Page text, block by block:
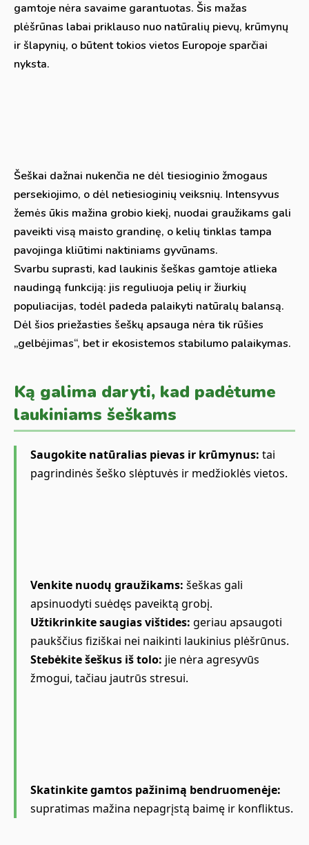
gamtoje nėra savaime garantuotas. Šis mažas
plėšrūnas labai priklauso nuo natūralių pievų, krūmynų
ir šlapynių, o būtent tokios vietos Europoje sparčiai
nyksta.
Šeškai dažnai nukenčia ne dėl tiesioginio žmogaus
persekiojimo, o dėl netiesioginių veiksnių. Intensyvus
žemės ūkis mažina grobio kiekį, nuodai graužikams gali
paveikti visą maisto grandinę, o kelių tinklas tampa
pavojinga kliūtimi naktiniams gyvūnams.
Svarbu suprasti, kad laukinis šeškas gamtoje atlieka
naudingą funkciją: jis reguliuoja pelių ir žiurkių
populiacijas, todėl padeda palaikyti natūralų balansą.
Dėl šios priežasties šeškų apsauga nėra tik rūšies
„gelbėjimas“, bet ir ekosistemos stabilumo palaikymas.
Ką galima daryti, kad padėtume
laukiniams šeškams
Saugokite natūralias pievas ir krūmynus: tai
pagrindinės šeško slėptuvės ir medžioklės vietos.
Venkite nuodų graužikams: šeškas gali
apsinuodyti suėdęs paveiktą grobį.
Užtikrinkite saugias vištides: geriau apsaugoti
paukščius fiziškai nei naikinti laukinius plėšrūnus.
Stebėkite šeškus iš tolo: jie nėra agresyvūs
žmogui, tačiau jautrūs stresui.
Skatinkite gamtos pažinimą bendruomenėje:
supratimas mažina nepagrįstą baimę ir konfliktus.